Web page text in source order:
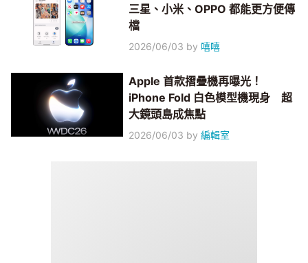
三星、小米、OPPO 都能更方便傳
檔
2026/06/03 by 嘻嘻
Apple 首款摺疊機再曝光！
iPhone Fold 白色模型機現身 超
大鏡頭島成焦點
2026/06/03 by編輯室